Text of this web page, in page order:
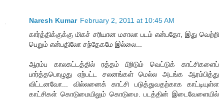
Naresh Kumar February 2, 2011 at 10:45 AM
கார்த்திக்குக்கு மிகச் சரியான மசாலா படம் என்பதோ, இது வெற்றி
பெறும் என்பதிலோ சந்தேகமே இல்லை...
ஆரம்ப காலகட்டத்தில் ரத்தம் பீறிடும் வெட்டுக் காட்சிகளைப்
பார்த்தபொழுது ஏற்பட்ட சலனங்கள் மெல்ல அடங்க ஆரம்பித்து
விட்டனவோ... வில்லனைக் காட்சி படுத்துவதற்காக காட்டியுள்ள
காட்சிகள் கொடுமையிலும் கொடுமை. படத்தின் இடைவேளையில்